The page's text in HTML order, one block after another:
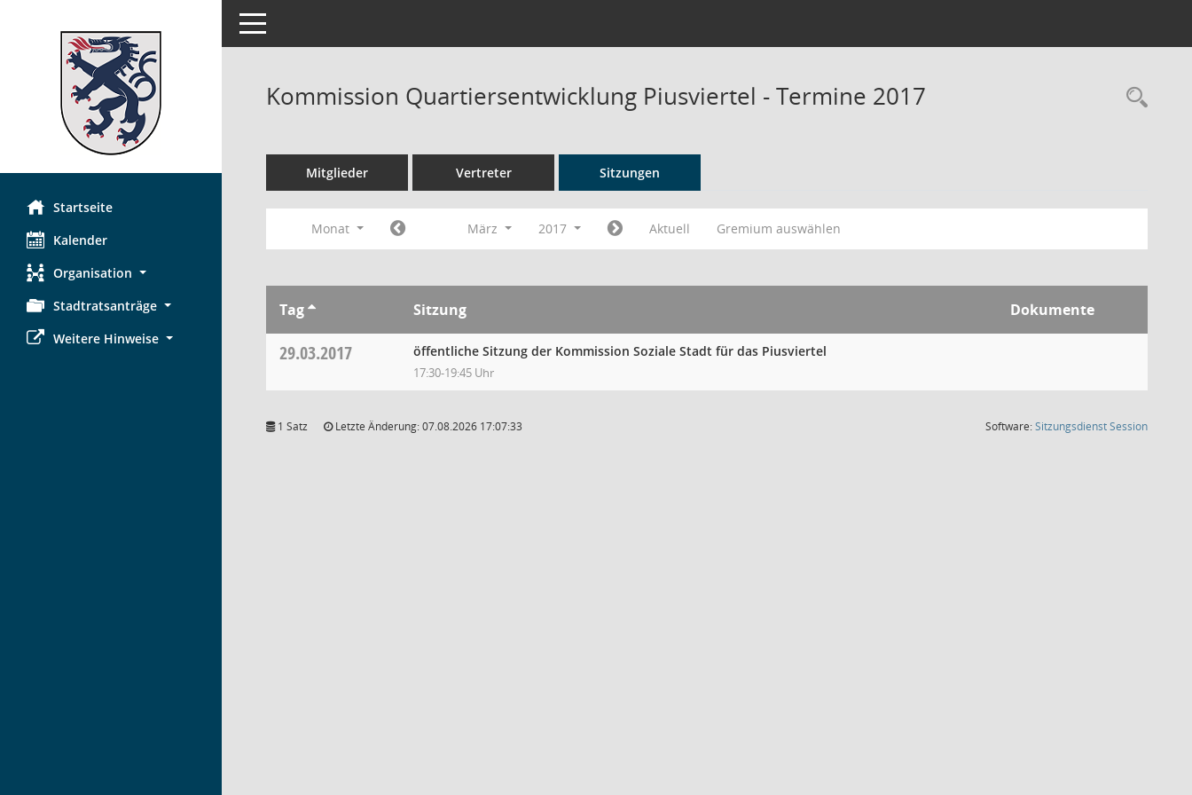
Startseite
Kalender
Organisation
Stadtratsanträge
Weitere Hinweise
Toggle navigation
Kommission Quartiersentwicklung Piusviertel - Termine 2017
Mitglieder Vertreter Sitzungen
Monat März 2017 Aktuell Gremium auswählen
Tag Sitzung Dokumente
29.03.2017 öffentliche Sitzung der Kommission Soziale Stadt für das Piusviertel
17:30-19:45 Uhr
1 Satz Letzte Änderung: 07.08.2026 17:07:33 Software:SitzungsdienstSession(Wird in